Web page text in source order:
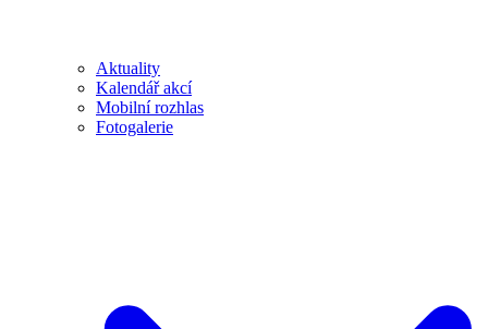
Aktuality
Kalendář akcí
Mobilní rozhlas
Fotogalerie